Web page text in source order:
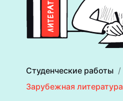
Студенческие работы
Зарубежная литература